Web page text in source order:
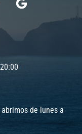
de lunes a